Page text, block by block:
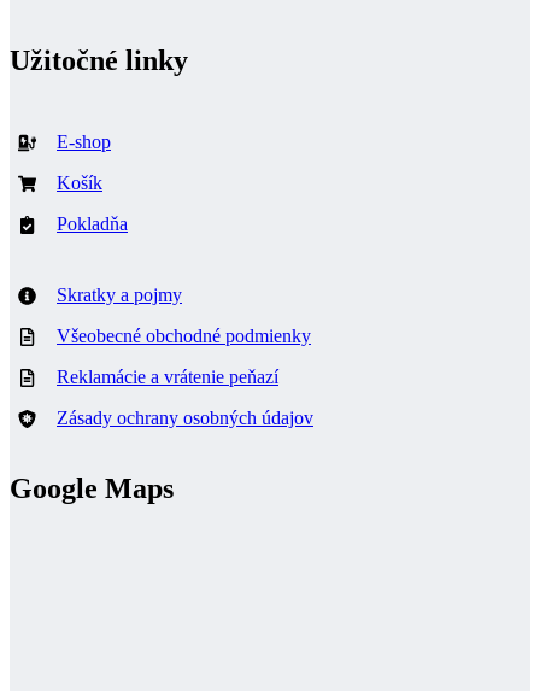
Užitočné linky
E-shop
Košík
Pokladňa
Skratky a pojmy
Všeobecné obchodné podmienky
Reklamácie a vrátenie peňazí
Zásady ochrany osobných údajov
Google Maps